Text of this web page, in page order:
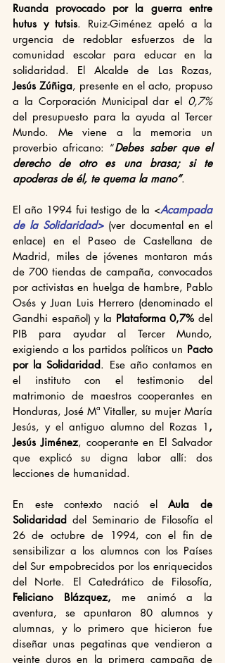
Ruanda provocado por la guerra entre
hutus y tutsis. Ruiz-Giménez apeló a la
urgencia de redoblar esfuerzos de la
comunidad escolar para educar en la
Jesús Zúñiga, presente en el acto, propuso
a la Corporación Municipal dar el
del presupuesto para la ayuda al Tercer
Mundo. Me viene a la memoria un
proverbio africano: “Debes saber que el
derecho de otro es una brasa; si te
apoderas de él, te quema la mano”.
El año 1994 fui testigo de la <Acampada
de la Solidaridad> (ver documental en el
enlace) en el Paseo de Castellana de
Madrid, miles de jóvenes montaron más
de 700 tiendas de campaña, convocados
por activistas en huelga de hambre, Pablo
Osés y Juan Luis Herrero (denominado el
Gandhi español) y la Plataforma 0,7% del
PIB para ayudar al Tercer Mundo,
exigiendo a los partidos políticos un Pacto
por la Solidaridad. Ese año contamos en
el instituto con el testimonio del
matrimonio de maestros cooperantes en
Honduras, José Mª Vitaller, su mujer María
Jesús, y el antiguo alumno del Rozas 1 ,
Jesús Jiménez, cooperante en El Salvador
que explicó su digna labor allí: dos
lecciones de humanidad.
En este contexto nació el Aula de
Solidaridad del Seminario de Filosofía el
26 de octubre de 1994, con el fin de
sensibilizar a los alumnos con los Países
del Sur empobrecidos por los enriquecidos
Feliciano Blázquez, me animó a la
aventura, se apuntaron 80 alumnos y
alumnas, y lo primero que hicieron fue
diseñar unas pegatinas que vendieron a
veinte duros en la primera campaña de